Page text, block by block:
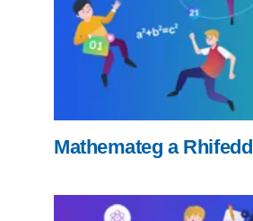
Mathemateg a Rhifedd